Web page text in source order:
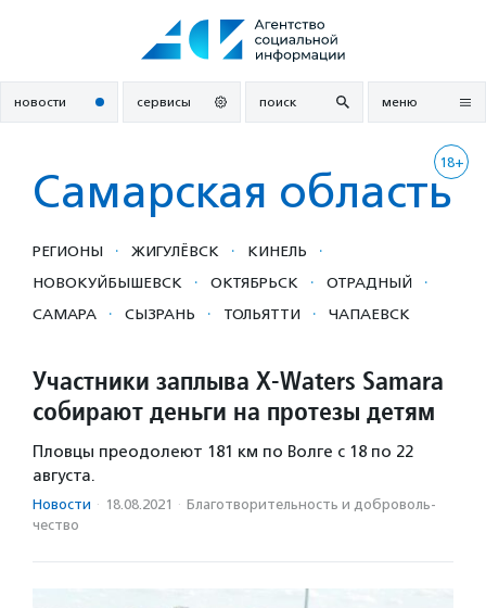
новости сервисы поиск меню
18+
Самарская область
РЕГИОНЫ · ЖИГУЛЁВСК · КИНЕЛЬ ·
НОВОКУЙБЫШЕВСК · ОКТЯБРЬСК · ОТРАДНЫЙ ·
САМАРА · СЫЗРАНЬ · ТОЛЬЯТТИ · ЧАПАЕВСК
Участники заплыва X-Waters Samara
собирают деньги на протезы детям
Пловцы преодолеют 181 км по Волге с 18 по 22
августа.
Новости · 18.08.2021 · Благотвори­тель­ность и доброволь­
чест­во